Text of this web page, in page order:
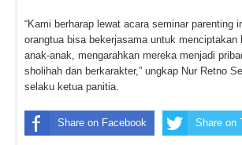
“Kami berharap lewat acara seminar parenting
orangtua bisa bekerjasama untuk menciptakan
anak-anak, mengarahkan mereka menjadi
sholihah dan berkarakter,” ungkap Nur Retno
selaku ketua panitia.
Share on Facebook Share on